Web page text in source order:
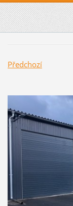
Předchozí